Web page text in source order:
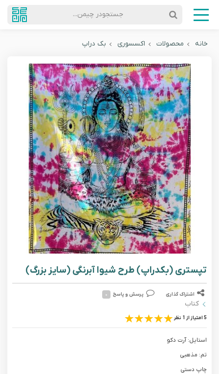
جستجودر چیمن...
خانه محصولات اکسسوری بک دراپ
تپستری (بکدراپ) طرح شیوا آبرنگی (سایز بزرگ)
اشتراک گذاری پرسش و پاسخ ۰
کتاب
5 امتیاز از 1 نظر
استایل: آرت دکو
تم: مذهبی
چاپ دستی